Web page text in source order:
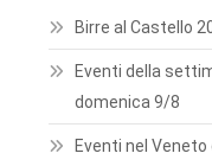
Birre al Castello
Eventi della
domenica 9/8
Eventi nel